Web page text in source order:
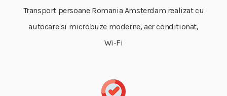
Transport persoane Romania Amsterdam realizat cu
autocare si microbuze moderne, aer conditionat,
Wi-Fi